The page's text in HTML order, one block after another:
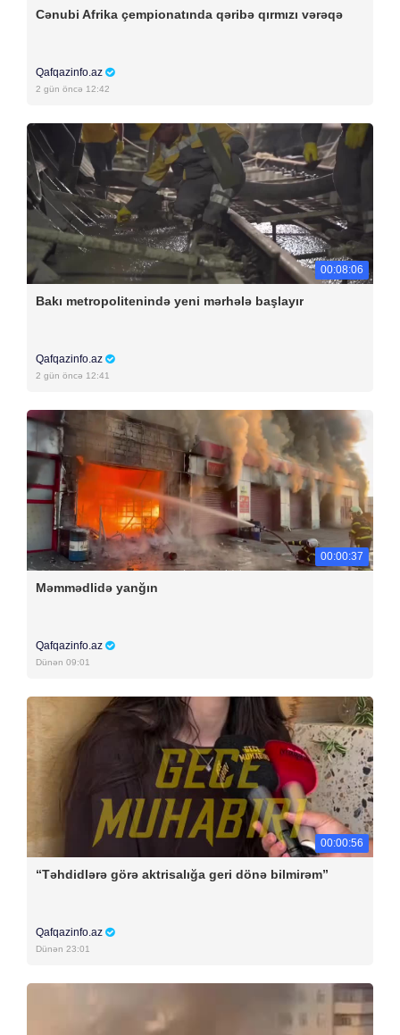
Cənubi Afrika çempionatında qəribə qırmızı vərəqə
Qafqazinfo.az
2 gün öncə 12:42
00:08:06
Bakı metropolitenində yeni mərhələ başlayır
Qafqazinfo.az
2 gün öncə 12:41
00:00:37
Məmmədlidə yanğın
Qafqazinfo.az
Dünən 09:01
00:00:56
“Təhdidlərə görə aktrisalığa geri dönə bilmirəm”
Qafqazinfo.az
Dünən 23:01